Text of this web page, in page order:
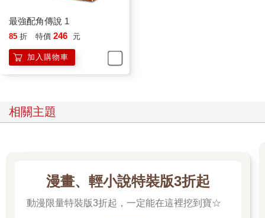
「不用客氣，跟我在一起時不用顧忌餐桌禮儀，只要心懷感激就
行了。」
「不，我已經說不用了。」
司馬幽蘭打開摺扇，用扇面遮住了下半邊臉。申尚平不清楚扇子
底下的嘴角究竟是上揚還是下垂，但是他知道有些人肯定很不
位數，全是別班的學生，甚至還有二、三年級的人混在裡面。他
們是司馬幽蘭的跟班，據說是因為家裡跟司馬家有關係，所以自
些「竟敢對大小姐無禮！」、「你這什麼態度？」、「認清自己
的身分！」之類的廢話。但不知是司馬幽蘭事先吩咐過，還是這
些跟班修養過人，他們只是沉默地站在後面，一臉不悅地瞪著申
最強配角傳說 1
85 折 特價 246 元
加入購物車
相關主題
漫畫、輕小說特裝版3折起
動漫限量特裝版3折起，一定能在這裡挖到寶☆